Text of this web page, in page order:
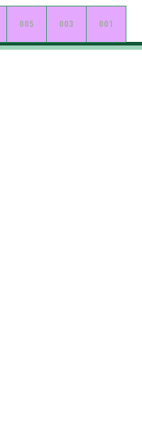
001
003
005